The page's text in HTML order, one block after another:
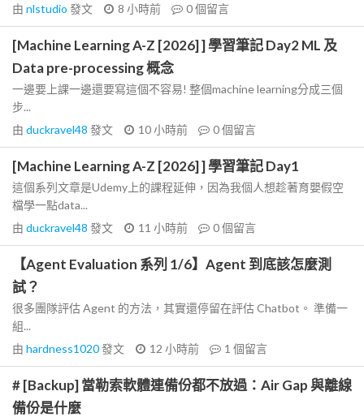
由 nlstudio 發文 8 小時前 0個留言
[Machine Learning A-Z [2026] ] 學習筆記 Day2 ML 及
Data pre-processing 概念
一邊要上課一邊還要寫這個不容易! 整個machine learning分成三個
步...
由 duckravel48 發文 10 小時前 0個留言
[Machine Learning A-Z [2026] ] 學習筆記 Day1
這個系列文章是Udemy上的課程延伸，因為我個人想趁著育嬰假空
檔學一點data...
由 duckravel48 發文 11 小時前 0個留言
【Agent Evaluation 系列 1/6】Agent 到底該怎麼測
試？
很多團隊評估 Agent 的方法，其實還停留在評估 Chatbot。 準備一
組...
由 hardness1020發文 12 小時前 1 個留言
# [Backup] 當勒索軟體連備份都不放過：Air Gap 與離線
備份是什麼